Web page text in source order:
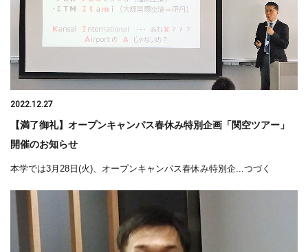
2022.12.27
【満了御礼】オープンキャンパス春休み特別企画「関空ツアー」
開催のお知らせ
本学では3月28日(火)、オープンキャンパス春休み特別企...つづく